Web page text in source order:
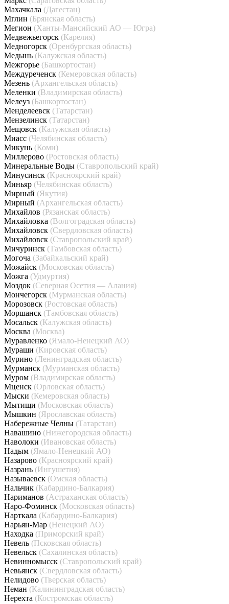
Махачкала (Дагестан)
Мглин (Брянская область)
Мегион (Ханты-Мансийский АО — Югра)
Медвежьегорск (Карелия)
Медногорск (Оренбургская область)
Медынь (Калужская область)
Межгорье (Башкортостан)
Междуреченск (Кемеровская область)
Мезень (Архангельская область)
Меленки (Владимирская область)
Мелеуз (Башкортостан)
Менделеевск (Татарстан)
Мензелинск (Татарстан)
Мещовск (Калужская область)
Миасс (Челябинская область)
Микунь (Коми)
Миллерово (Ростовская область)
Минеральные Воды (Ставропольский край)
Минусинск (Красноярский край)
Миньяр (Челябинская область)
Мирный (Якутия)
Мирный (Архангельская область)
Михайлов (Рязанская область)
Михайловка (Волгоградская область)
Михайловск (Свердловская область)
Михайловск (Ставропольский край)
Мичуринск (Тамбовская область)
Могоча (Забайкальский край)
Можайск (Московская область)
Можга (Удмуртия)
Моздок (Северная Осетия — Алания)
Мончегорск (Мурманская область)
Морозовск (Ростовская область)
Моршанск (Тамбовская область)
Мосальск (Калужская область)
Москва (Москва)
Муравленко (Ямало-Ненецкий АО)
Мураши (Кировская область)
Мурино (Ленинградская область)
Мурманск (Мурманская область)
Муром (Владимирская область)
Мценск (Орловская область)
Мыски (Кемеровская область)
Мытищи (Московская область)
Мышкин (Ярославская область)
Набережные Челны (Татарстан)
Навашино (Нижегородская область)
Наволоки (Ивановская область)
Надым (Ямало-Ненецкий АО)
Назарово (Красноярский край)
Назрань (Ингушетия)
Называевск (Омская область)
Нальчик (Кабардино-Балкария)
Нариманов (Астраханская область)
Наро-Фоминск (Московская область)
Нарткала (Кабардино-Балкария)
Нарьян-Мар (Ненецкий АО)
Находка (Приморский край)
Невель (Псковская область)
Невельск (Сахалинская область)
Невинномысск (Ставропольский край)
Невьянск (Свердловская область)
Нелидово (Тверская область)
Неман (Калининградская область)
Нерехта (Костромская область)